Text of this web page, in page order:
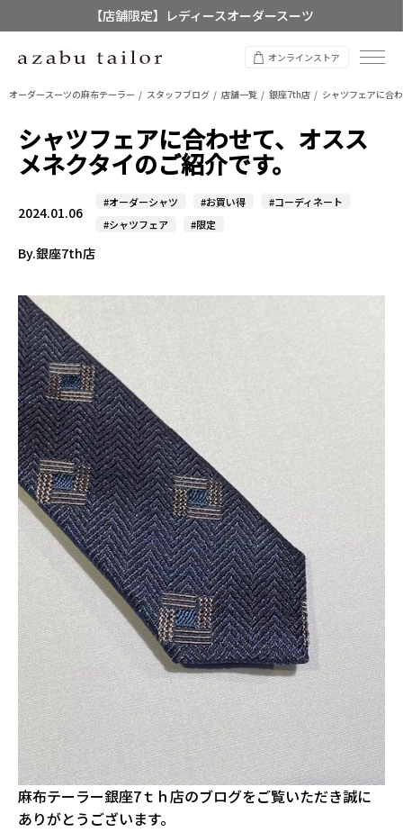
【店舗限定】レディースオーダースーツ
8/12~8/16 夏季休業のお知らせ
オンラインストア
オーダースーツの麻布テーラー スタッフブログ 店舗一覧 銀座7th店 シャツフェアに合
シャツフェアに合わせて、オスス
メネクタイのご紹介です。
2024.01.06
#オーダーシャツ #お買い得
#コーディネート
#シャツフェア
#限定
By.銀座7th店
麻布テーラー銀座7ｔｈ店のブログをご覧いただき誠に
ありがとうございます。